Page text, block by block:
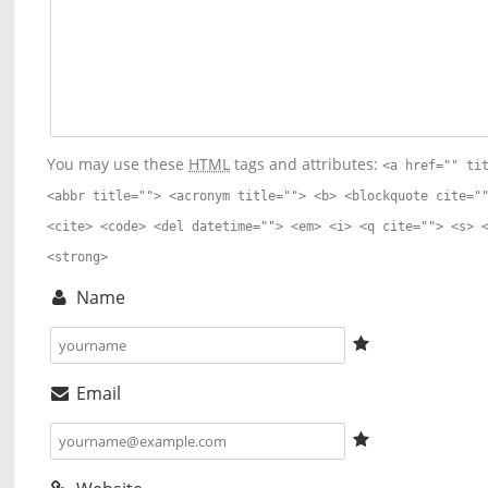
You may use these HTML tags and attributes:<a href=""
<abbr title=""> <acronym title=""> <b> <blockquote
<cite> <code> <del datetime=""> <em> <i> <q cite=""> <s>
<strong>
Name
Email